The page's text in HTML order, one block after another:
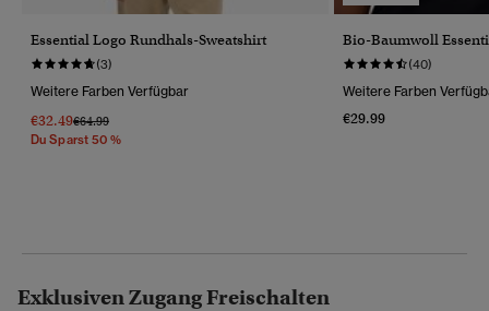
Essential Logo Rundhals-Sweatshirt
(3)
Weitere Farben Verfügbar
€32.49Preis Wurde Reduziert Von
€64.99Bis
Du Sparst 50 %
Bio-Baumwoll
(40)
Weitere Farben
€29.99
Exklusiven Zugang Freischalten